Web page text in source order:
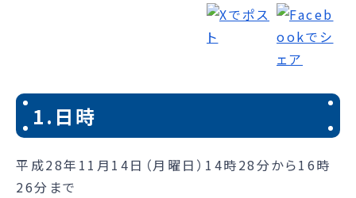
1.日時
平成28年11月14日（月曜日）14時28分から16時
26分まで